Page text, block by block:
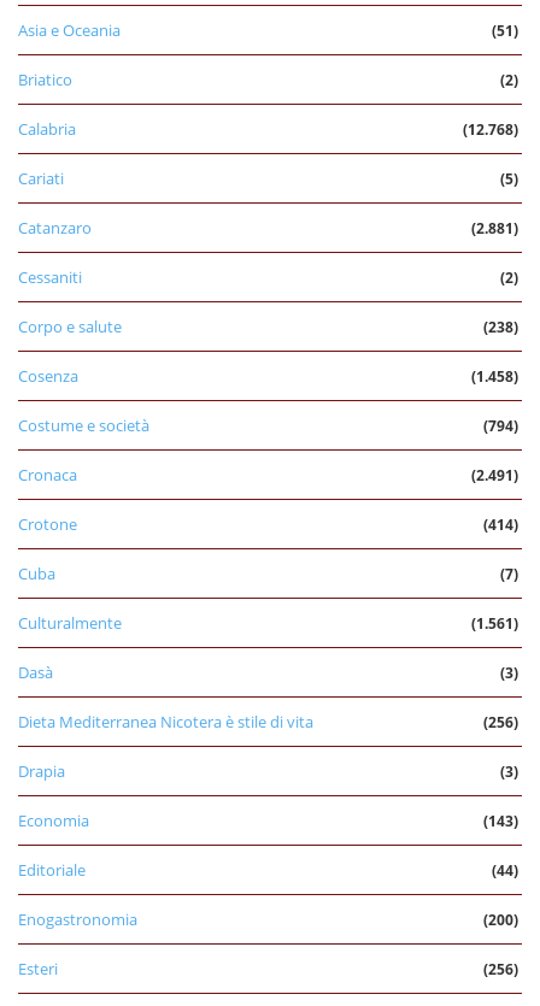
Asia e Oceania (51)
Briatico (2)
Calabria (12.768)
Cariati (5)
Catanzaro (2.881)
Cessaniti (2)
Corpo e salute (238)
Cosenza (1.458)
Costume e società (794)
Cronaca (2.491)
Crotone (414)
Cuba (7)
Culturalmente (1.561)
Dasà (3)
Dieta Mediterranea Nicotera è stile di vita (256)
Drapia (3)
Economia (143)
Editoriale (44)
Enogastronomia (200)
Esteri (256)